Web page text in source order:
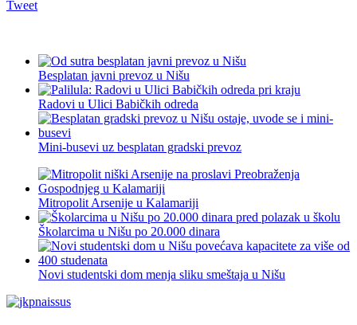
Tweet
Besplatan javni prevoz u Nišu
Radovi u Ulici Babičkih odreda
Mini-busevi uz besplatan gradski prevoz
Mitropolit Arsenije u Kalamariji
Školarcima u Nišu po 20.000 dinara
Novi studentski dom menja sliku smeštaja u Nišu